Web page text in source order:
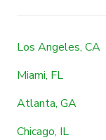
Los Angeles, CA
Miami, FL
Atlanta, GA
Chicago, IL